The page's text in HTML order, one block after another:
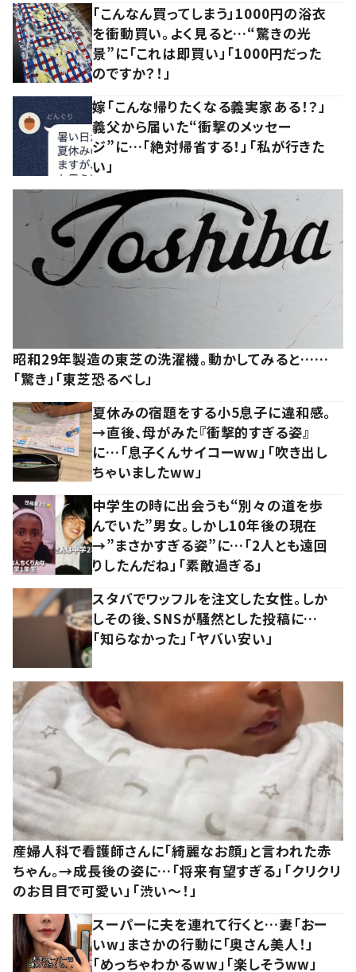
「こんなん買ってしまう」1000円の浴衣
を衝動買い。よく見ると…“驚きの光
景”に「これは即買い」「1000円だった
のですか？！」
嫁「こんな帰りたくなる義実家ある！？」
義父から届いた“衝撃のメッセー
ジ”に…「絶対帰省する！」「私が行きた
い」
昭和29年製造の東芝の洗濯機。動かしてみると……
「驚き」「東芝恐るべし」
夏休みの宿題をする小5息子に違和感。
→直後、母がみた『衝撃的すぎる姿』
に…「息子くんサイコーww」「吹き出し
ちゃいましたww」
中学生の時に出会うも“別々の道を歩
んでいた”男女。しかし10年後の現在
→”まさかすぎる姿”に…「2人とも遠回
りしたんだね」「素敵過ぎる」
スタバでワッフルを注文した女性。しか
しその後、SNSが騒然とした投稿に…
「知らなかった」「ヤバい安い」
産婦人科で看護師さんに「綺麗なお顔」と言われた赤
ちゃん。→成長後の姿に…「将来有望すぎる」「クリクリ
のお目目で可愛い」「渋い～！」
スーパーに夫を連れて行くと…妻「おー
いw」まさかの行動に「奥さん美人！」
「めっちゃわかるww」「楽しそうww」